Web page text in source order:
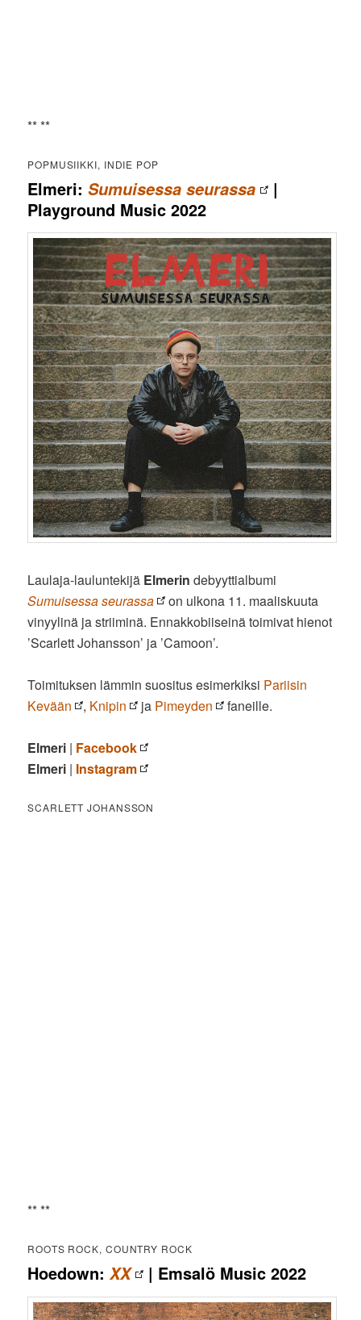
** **
POPMUSIIKKI, INDIE POP
Elmeri:Sumuisessa seurassa
|
Playground Music 2022
Laulaja-lauluntekijä Elmerin debyyttialbumi
Sumuisessa seurassa
on ulkona 11. maaliskuuta
vinyylinä ja striiminä. Ennakkobiiseinä toimivat hienot
’Scarlett Johansson’ ja ’Camoon’.
Toimituksen lämmin suositus esimerkiksi Pariisin
Kevään
, Knipin ja Pimeyden faneille.
Elmeri | Facebook
Elmeri | Instagram
SCARLETT JOHANSSON
** **
ROOTS ROCK, COUNTRY ROCK
Hoedown:XX | Emsalö Music 2022